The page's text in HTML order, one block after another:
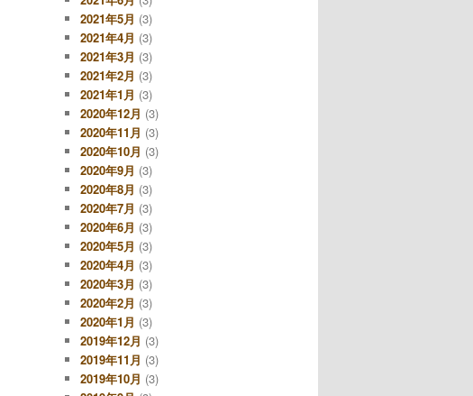
2021年5月 (3)
2021年4月 (3)
2021年3月 (3)
2021年2月 (3)
2021年1月 (3)
2020年12月 (3)
2020年11月 (3)
2020年10月 (3)
2020年9月 (3)
2020年8月 (3)
2020年7月 (3)
2020年6月 (3)
2020年5月 (3)
2020年4月 (3)
2020年3月 (3)
2020年2月 (3)
2020年1月 (3)
2019年12月 (3)
2019年11月 (3)
2019年10月 (3)